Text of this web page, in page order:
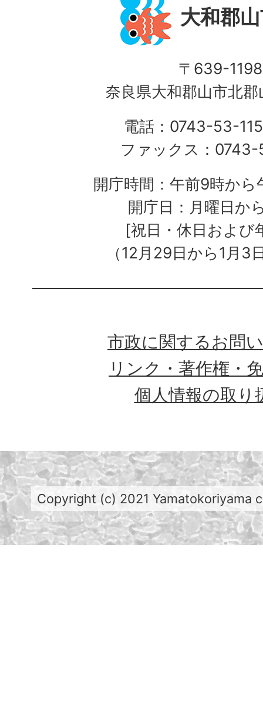
大和郡
〒639-1198
奈良県大和郡山市北
電話：0743-53-
ファックス：
開庁時間：午前9時か
開庁日：月曜日か
[祝日・休日および
（12月29日から1月3
市政に関するお問
リンク・著作権・
個人情報の取り
Copyright (c) 2021 Yamatokoriyama